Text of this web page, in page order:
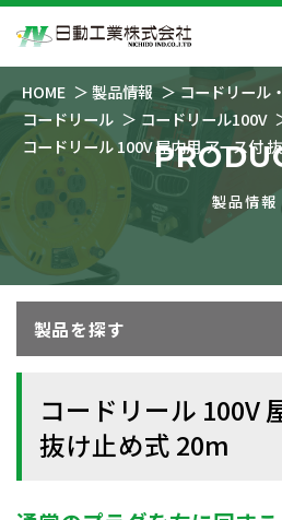
HOME 製品情報
コードリール
コードリール
コードリール100V
コードリール 100V 屋内用 アース付
製品情報
製品を探す
コードリール 100V
抜け止め式 20m